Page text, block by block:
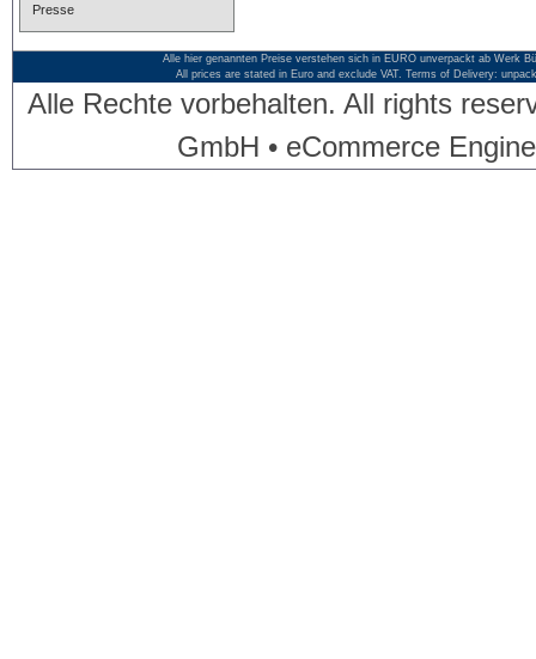
Presse
Alle hier genannten Preise verstehen sich in EURO unverpackt ab Werk
All prices are stated in Euro and exclude VAT. Terms of Delivery:
Alle Rechte vorbehalten. All rights
GmbH • eCommerce